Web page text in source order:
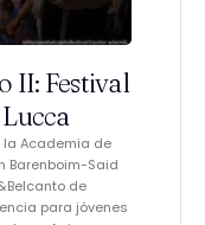
II: Festival
la Academia de
Barenboim-Said
de
para jóvenes